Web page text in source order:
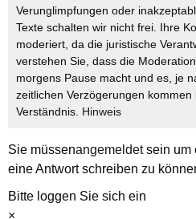
Verunglimpfungen oder
Texte schalten wir nicht frei. Ihre
moderiert, da die juristische
verstehen Sie, dass die
morgens Pause macht und es, je
zeitlichen Verzögerungen
Verständnis. Hinweis
Sie müssenangemeldetsein um
eine Antwort schreiben zu
Bitte loggen Sie sich ein
×